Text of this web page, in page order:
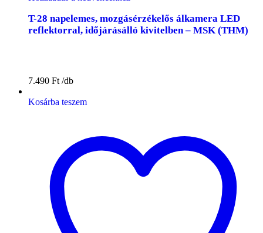
T-28 napelemes, mozgásérzékelős álkamera LED
reflektorral, időjárásálló kivitelben – MSK (THM)
7.490 Ft
Kosárba teszem